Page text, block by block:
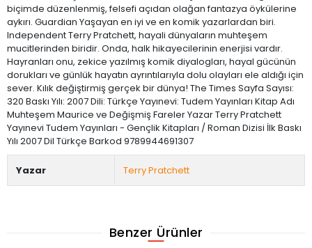
biçimde düzenlenmiş, felsefi açıdan olağan fantazya öykülerine
aykırı. Guardian Yaşayan en iyi ve en komik yazarlardan biri.
Independent Terry Pratchett, hayali dünyaların muhteşem
mucitlerinden biridir. Onda, halk hikayecilerinin enerjisi vardır.
Hayranları onu, zekice yazılmış komik diyalogları, hayal gücünün
dorukları ve günlük hayatın ayrıntılarıyla dolu olayları ele aldığı için
sever. Kılık değiştirmiş gerçek bir dünya! The Times Sayfa Sayısı:
320 Baskı Yılı: 2007 Dili: Türkçe Yayınevi: Tudem Yayınları Kitap Adı
Muhteşem Maurice ve Değişmiş Fareler Yazar Terry Pratchett
Yayınevi Tudem Yayınları - Gençlik Kitapları / Roman Dizisi İlk Baskı
Yılı 2007 Dil Türkçe Barkod 9789944691307
Yazar Terry Pratchett
Benzer Ürünler